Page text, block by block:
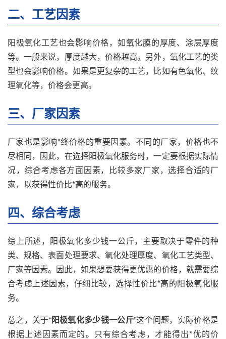
二、工艺因素
阳极氧化工艺也会影响价格，如氧化膜的厚度、涂层厚度
等。一般来说，厚度越大，价格越高。另外，氧化工艺的类
型也会影响价格。如果是更复杂的工艺，比如有色氧化、纹
理氧化等，价格会更高。
三、厂家因素
厂家也是影响*终价格的重要因素。不同的厂家，价格也不
尽相同，因此，在选择阳极氧化服务时，一定要根据实际情
况，综合考虑各方面因素，比较多家厂家，选择合适的厂
家，以获得性价比*高的服务。
四、综合考虑
综上所述，阳极氧化多少钱一公斤，主要取决于零件的种
类、规格、表面处理要求、氧化处理厚度、氧化工艺类型、
厂家等因素。因此，如果想要获得更优惠的价格，就需要综
合考虑上述因素，仔细比较，选择性价比*高的阳极氧化服
务。
总之，关于“阳极氧化多少钱一公斤”这个问题，实际价格是
根据上述因素而定的。只有综合考虑，才能得出*优的价